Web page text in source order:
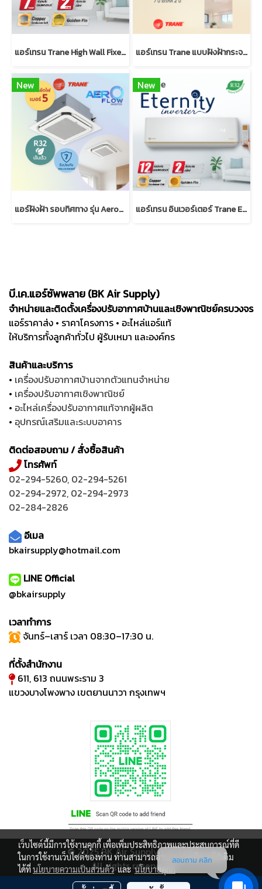
แอร์เทรน Trane High Wall Fixed Speed แบบติดผนัง R32 แอร์เทรน Trane แบบฝังฝ้ากระจายลม 1 ทิศทาง มาตรฐาน (R32)
New
แอร์ฝังฝ้า รอบทิศทาง รุ่น AeroFlow Inverter | Trane Cassette
New
แอร์เทรน อินเวอร์เตอร์ Trane Eternity Inverter แบบติดผนัง
บี.เค.แอร์ซัพพลาย (BK Air Supply)
จำหน่ายและติดตั้งเครื่องปรับอากาศบ้านและเชิงพาณิชย์ครบวงจร
แอร์ราคาส่ง • ราคาโครงการ • อะไหล่แอร์แท้
ให้บริการทั้งลูกค้าทั่วไป ผู้รับเหมา และองค์กร
สินค้าและบริการ
• เครื่องปรับอากาศบ้านจากตัวแทนจำหน่าย
• เครื่องปรับอากาศเชิงพาณิชย์
• อะไหล่เครื่องปรับอากาศแท้จากผู้ผลิต
• อุปกรณ์เสริมและระบบอาคาร
ติดต่อสอบถาม / สั่งซื้อสินค้า
โทรศัพท์
02-294-5260, 02-294-5261
02-294-2972, 02-294-2973
02-284-2826
อีเมล
bkairsupply@hotmail.com
LINE Official
@bkairsupply
เวลาทำการ
จันทร์–เสาร์ เวลา 08:30–17:30 น.
ที่ตั้งสำนักงาน
611, 613 ถนนพระราม 3
แขวงบางโพงพาง เขตยานนาวา กรุงเทพฯ
© 2025 BK Air Supply Co., Ltd.
All rights reserved.
ผู้เข้าชมขณะนี้
เว็บไซต์นี้มีการใช้งานคุกกี้ เพื่อเพิ่มประสิทธิภาพและประสบการณ์ที่ดี
ในการใช้งานเว็บไซต์ของท่าน ท่านสามารถอ่านรายละเอียดเพิ่มเติม
ได้ที่นโยบายความเป็นส่วนตัวและนโยบายคุกกี้
สอบถาม คลิก